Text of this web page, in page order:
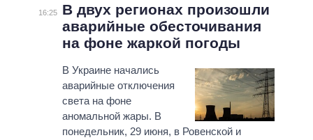
16:25
В двух регионах произошли
аварийные обесточивания
на фоне жаркой погоды
В Украине начались
аварийные отключения
света на фоне
аномальной жары. В
понедельник, 29 июня, в Ровенской и